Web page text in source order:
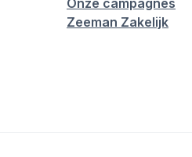
Onze campagnes
Zeeman Zakelijk